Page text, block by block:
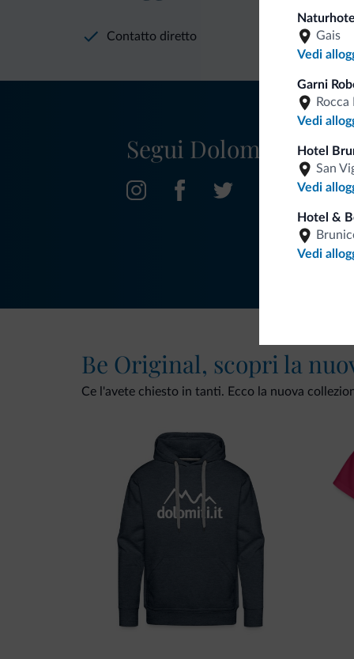
Gais
Vedi
Garni
Vedi
Hotel
San
Vedi
Hotel &
Vedi
Contatto diretto
Segui Dolomiti.it
Be Original, scopri la
Ce l'avete chiesto in tanti. Ecco la nuova